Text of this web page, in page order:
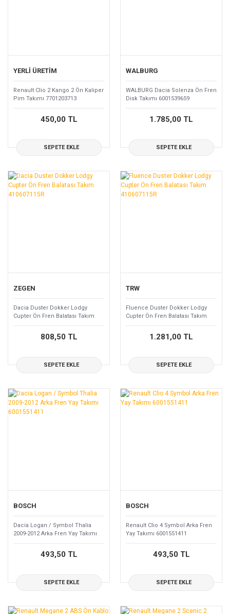
YERLİ ÜRETİM
Renault Clio 2 Kango 2 Ön Kaliper
Pim Takımı 7701203713
450,00 TL
SEPETE EKLE
WALBURG
WALBURG Dacia Solenza Ön Fren
Disk Takımı 6001539659
1.785,00 TL
SEPETE EKLE
ZEGEN
Dacia Duster Dokker Lodgy
Cupter Ön Fren Balatası Takım
410607115R
808,50 TL
SEPETE EKLE
TRW
Fluence Duster Dokker Lodgy
Cupter Ön Fren Balatası Takım
410607115R
1.281,00 TL
SEPETE EKLE
BOSCH
Dacia Logan / Symbol Thalia
2009-2012 Arka Fren Yay Takımı
6001551411
493,50 TL
SEPETE EKLE
BOSCH
Renault Clio 4 Symbol Arka Fren
Yay Takımı 6001551411
493,50 TL
SEPETE EKLE